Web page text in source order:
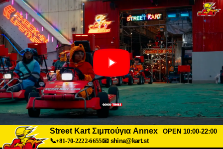
Street Kart Σιμπούγια Annex
OPEN 10:00-22:00
📞+81-70-2222-6655📧 shina@kart.st